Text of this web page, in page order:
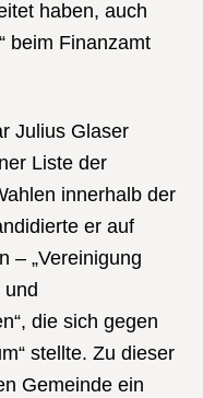
haben, auch
beim Finanzamt
Julius Glaser
Liste der
innerhalb der
er auf
– „Vereinigung
die sich gegen
stellte. Zu dieser
Gemeinde ein